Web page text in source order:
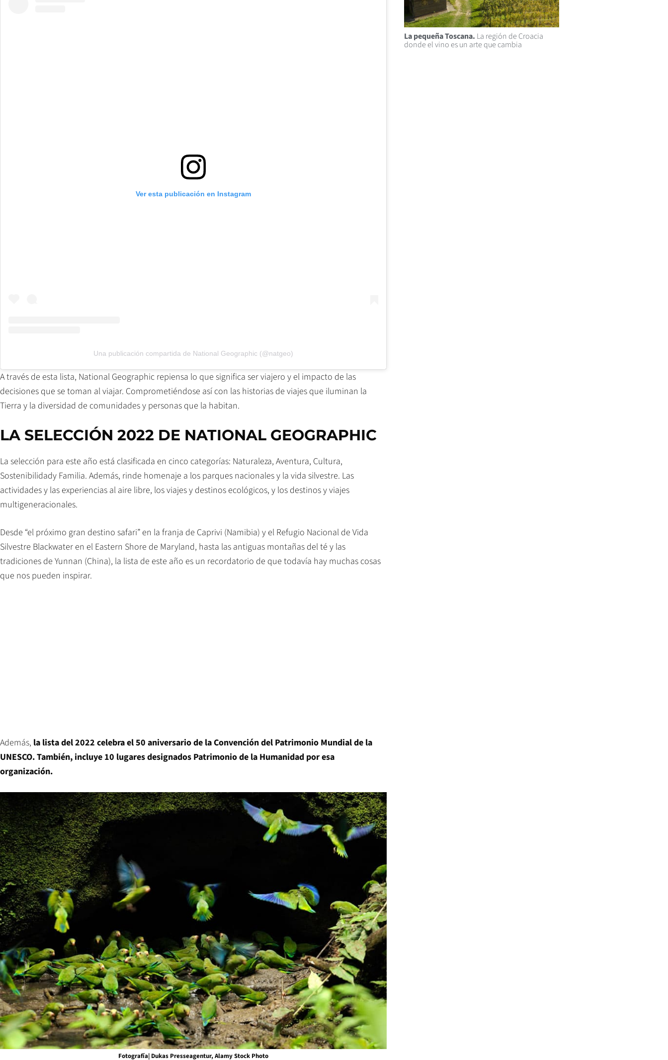
Ver esta publicación en Instagram
Una publicación compartida de National Geographic (@natgeo)
A través de esta lista, National Geographic repiensa lo que significa ser viajero y el impacto de las
decisiones que se toman al viajar. Comprometiéndose así con las historias de viajes que iluminan la
Tierra y la diversidad de comunidades y personas que la habitan.
LA SELECCIÓN 2022 DE NATIONAL GEOGRAPHIC
La selección para este año está clasificada en cinco categorías: Naturaleza, Aventura, Cultura,
Sostenibilidady Familia. Además, rinde homenaje a los parques nacionales y la vida silvestre. Las
actividades y las experiencias al aire libre, los viajes y destinos ecológicos, y los destinos y viajes
multigeneracionales.
Desde “el próximo gran destino safari” en la franja de Caprivi (Namibia) y el Refugio Nacional de Vida
Silvestre Blackwater en el Eastern Shore de Maryland, hasta las antiguas montañas del té y las
tradiciones de Yunnan (China), la lista de este año es un recordatorio de que todavía hay muchas cosas
que nos pueden inspirar.
Además, la lista del 2022 celebra el 50 aniversario de la Convención del Patrimonio Mundial de la
UNESCO. También, incluye 10 lugares designados Patrimonio de la Humanidad por esa
organización.
Fotografía| Dukas Presseagentur, Alamy Stock Photo
La pequeña Toscana. La región de Croacia
donde el vino es un arte que cambia